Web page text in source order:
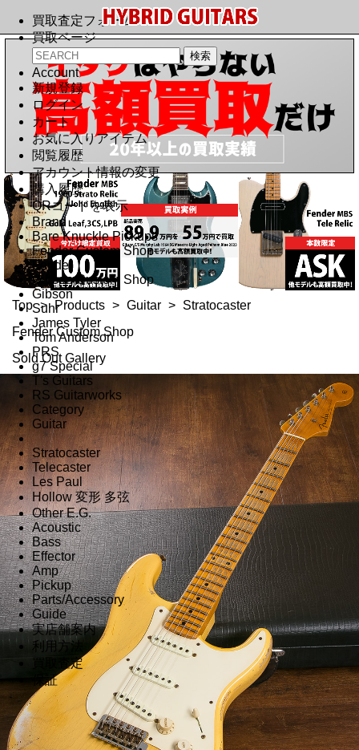
買取査定フォーム
買取ページ
Account
新規登録
ログイン
カート
お気に入りアイテム
閲覧履歴
アカウント情報の変更
購入履歴
QRコードを表示
Brand
Bare Knuckle Pickups
Fender Custom Shop
Fender
Gibson Custom Shop
Gibson
Suhr
James Tyler
Tom Anderson
PRS
g7 Special
T's Guitars
RS Guitarworks
Category
Guitar
Stratocaster
Telecaster
Les Paul
Hollow 変形 多弦
Other E.G.
Acoustic
Bass
Effector
Amp
Pickup
Parts/Accessory
Guide
実店舗案内
利用方法
買取査定
保証
Top > Products > Guitar > Stratocaster
Fender Custom Shop
Sold Out Gallery